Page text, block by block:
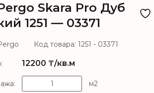
Skara Pro Дуб
1251 — 03371
Код товара: 1251 - 03371
12200 ₸/кв.м
м2